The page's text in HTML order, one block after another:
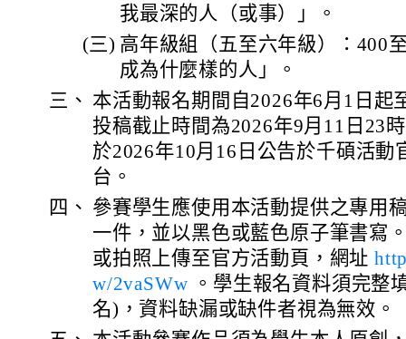
我最深的人（或事）」。
(三) 高年級組（五至六年級）：400
成為什麼樣的人」。
三、 本活動報名期間自2026年6月1日起
投稿截止時間為2026年9月11日23
於2026年10月16日公告於千碩活動
台。
四、 參賽學生應使用本活動提供之專用
一件，並以黑色或藍色原子筆書寫
或拍照上傳至官方活動頁，網址
w/2vaSWw 。學生報名資料須完整
名)，資料缺漏或缺件者視為無效。